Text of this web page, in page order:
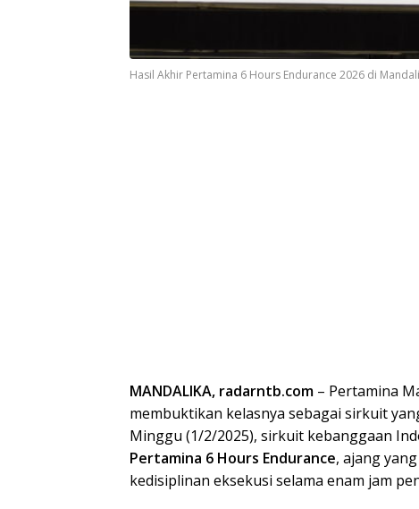
Hasil Akhir Pertamina 6 Hours Endurance 2026 di
MANDALIKA, radarntb.com – Pertamina
membuktikan kelasnya sebagai sirkuit
Minggu (1/2/2025), sirkuit kebanggaan
Pertamina 6 Hours Endurance, ajang
kedisiplinan eksekusi selama enam jam